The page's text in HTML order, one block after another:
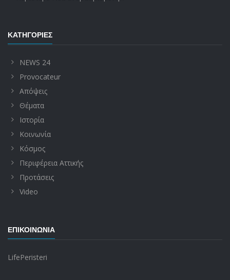
ΚΑΤΗΓΟΡΊΕΣ
NEWS 24
Provocateur
Απόψεις
Θέματα
Ιστορία
Κοινωνία
Κόσμος
Περιφέρεια Αττικής
Προτάσεις
Video
ΕΠΙΚΟΙΝΩΝΊΑ
LifePeristeri